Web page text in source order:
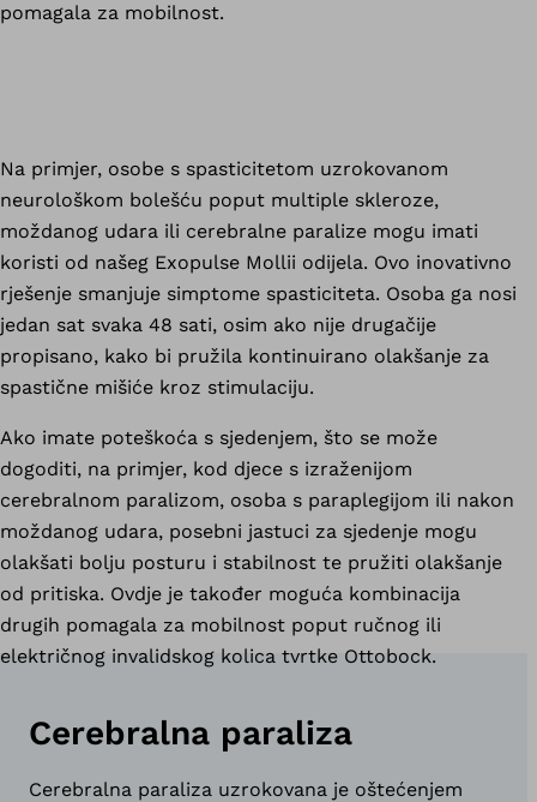
pomagala za mobilnost.
Na primjer, osobe s spasticitetom uzrokovanom
neurološkom bolešću poput multiple skleroze,
moždanog udara ili cerebralne paralize mogu imati
koristi od našeg Exopulse Mollii odijela. Ovo inovativno
rješenje smanjuje simptome spasticiteta. Osoba ga nosi
jedan sat svaka 48 sati, osim ako nije drugačije
propisano, kako bi pružila kontinuirano olakšanje za
spastične mišiće kroz stimulaciju.
Ako imate poteškoća s sjedenjem, što se može
dogoditi, na primjer, kod djece s izraženijom
cerebralnom paralizom, osoba s paraplegijom ili nakon
moždanog udara, posebni jastuci za sjedenje mogu
olakšati bolju posturu i stabilnost te pružiti olakšanje
od pritiska. Ovdje je također moguća kombinacija
drugih pomagala za mobilnost poput ručnog ili
električnog invalidskog kolica tvrtke Ottobock.
Cerebralna paraliza
Cerebralna paraliza uzrokovana je oštećenjem